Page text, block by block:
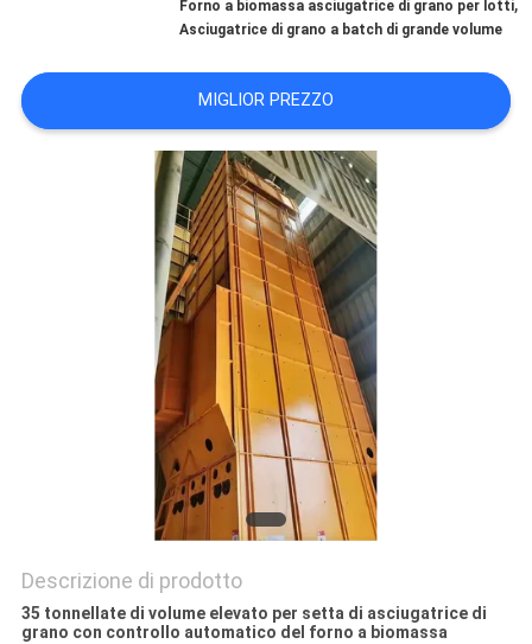
MAPPA
DEL
Forno a biomassa asciugatrice di grano per lotti
Asciugatrice di grano a batch di grande volume
MIGLIOR PREZZO
Descrizione di prodotto
35 tonnellate di volume elevato per setta di asciugatrice di
grano con controllo automatico del forno a biomassa